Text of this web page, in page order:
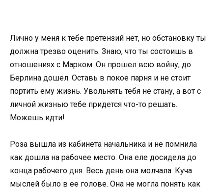
Лично у меня к тебе претензий нет, но обстановку ты
должна трезво оценить. Знаю, что ты состоишь в
отношениях с Марком. Он прошел всю войну, до
Берлина дошел. Оставь в покое парня и не стоит
портить ему жизнь. Увольнять тебя не стану, а вот с
личной жизнью тебе придется что-то решать.
Можешь идти!
Роза вышла из кабинета начальника и не помнила
как дошла на рабочее место. Она еле досидела до
конца рабочего дня. Весь день она молчала. Куча
мыслей было в ее голове. Она не могла понять как